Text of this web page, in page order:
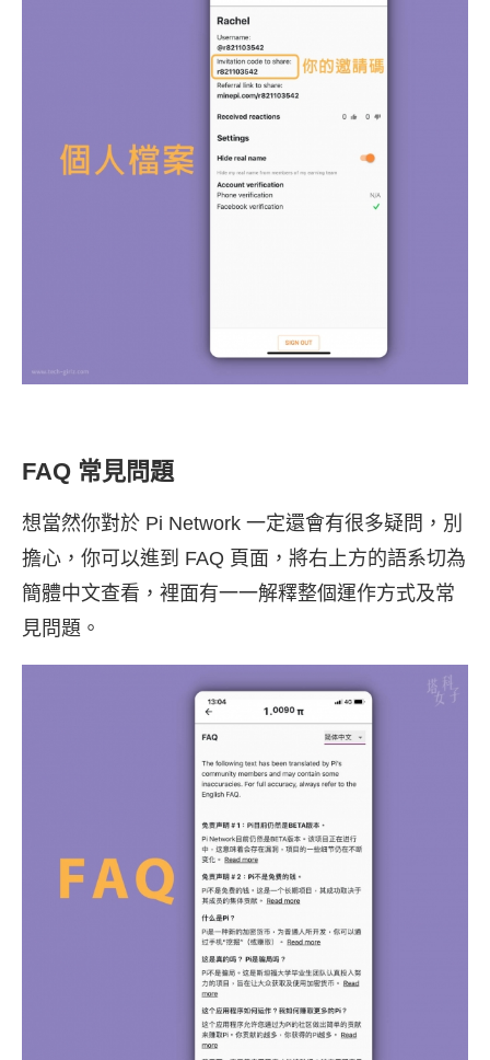
FAQ 常見問題
想當然你對於 Pi Network 一定還會有很多疑問，別
擔心，你可以進到 FAQ 頁面，將右上方的語系切為
簡體中文查看，裡面有一一解釋整個運作方式及常
見問題。